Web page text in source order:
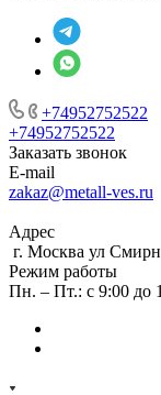
+74952752522
+74952752522
Заказать звонок
E-mail
zakaz@metall-ves.ru
Адрес
г. Москва ул
Режим работы
Пн. – Пт.: с 9:00 до